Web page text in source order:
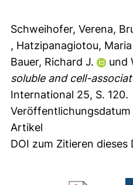
Schweihofer, Verena,
, Hatzipanagiotou,
Bauer, Richard J.
und
soluble and cell-
International 25, S. 120.
Veröffentlichungsdatum
Artikel
DOI zum Zitieren dieses